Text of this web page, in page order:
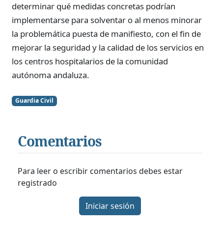
determinar qué medidas concretas podrían
implementarse para solventar o al menos minorar
la problemática puesta de manifiesto, con el fin de
mejorar la seguridad y la calidad de los servicios en
los centros hospitalarios de la comunidad
autónoma andaluza.
Guardia Civil
Comentarios
Para leer o escribir comentarios debes estar
registrado
Iniciar sesión